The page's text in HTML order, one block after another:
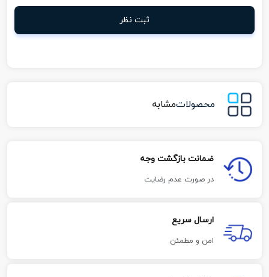
ثبت نظر
محصولاتمشابه
ضمانت بازگشت وجه
در صورت عدم رضایت
ارسال سریع
امن و مطمئن